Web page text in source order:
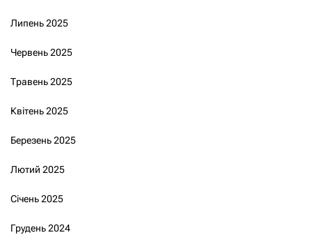
Липень 2025
Червень 2025
Травень 2025
Квітень 2025
Березень 2025
Лютий 2025
Січень 2025
Грудень 2024